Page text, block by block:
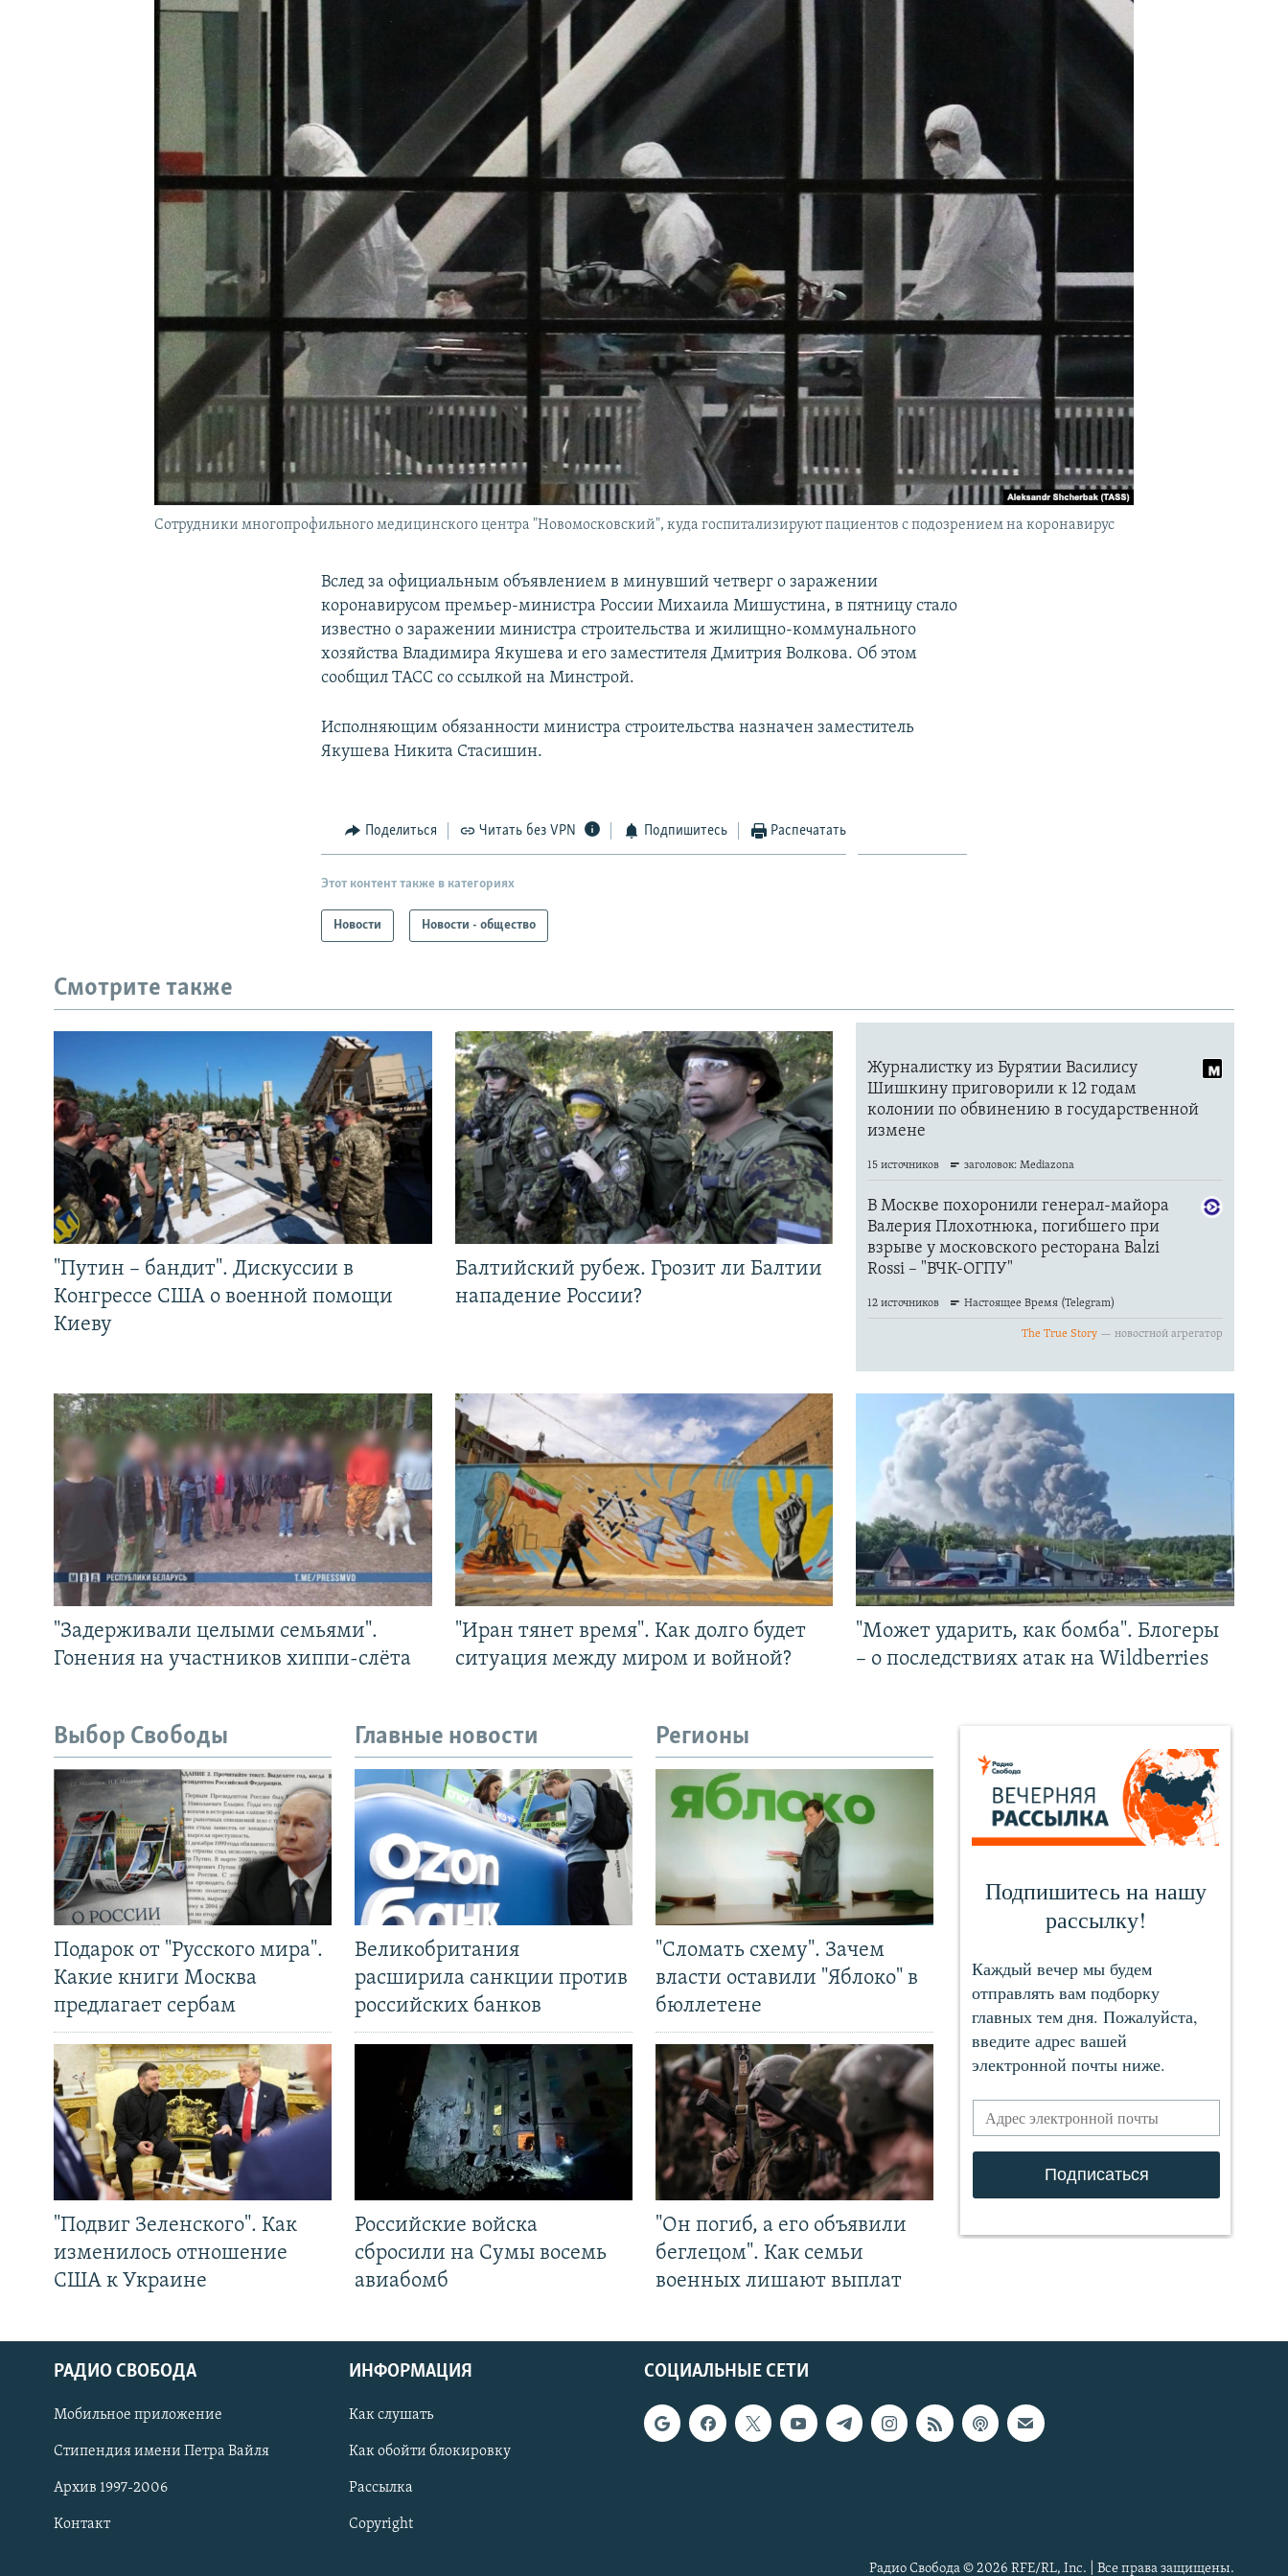
ПОДПИШИТЕСЬ НА РАССЫЛКУ
СОЦИАЛЬНЫЕ СЕТИ
Сотрудники многопрофильного медицинского центра "Новомосковский", куда госпитализируют пациентов с подозрением на коронавирус
Вслед за официальным объявлением в минувший четверг о заражении
коронавирусом премьер-министра России Михаила Мишустина, в пятницу стало
известно о заражении министра строительства и жилищно-коммунального
хозяйства Владимира Якушева и его заместителя Дмитрия Волкова. Об этом
сообщил ТАСС со ссылкой на Минстрой.
Исполняющим обязанности министра строительства назначен заместитель
Якушева Никита Стасишин.
Поделиться Читать без VPN Подпишитесь Распечатать
Этот контент также в категориях
Новости Новости - общество
Смотрите также
"Путин – бандит". Дискуссии в
Конгрессе США о военной помощи
Киеву
Балтийский рубеж. Грозит ли Балтии
нападение России?
"Задерживали целыми семьями".
Гонения на участников хиппи-слёта
"Иран тянет время". Как долго будет
ситуация между миром и войной?
"Может ударить, как бомба". Блогеры
– о последствиях атак на Wildberries
Выбор Свободы
Подарок от "Русского мира".
Какие книги Москва
предлагает сербам
"Подвиг Зеленского". Как
изменилось отношение
США к Украине
Главные новости
Великобритания
расширила санкции против
российских банков
Российские войска
сбросили на Сумы восемь
авиабомб
Регионы
"Сломать схему". Зачем
власти оставили "Яблоко" в
бюллетене
"Он погиб, а его объявили
беглецом". Как семьи
военных лишают выплат
СОЦИАЛЬНЫЕ СЕТИ
РАДИО СВОБОДА
Мобильное приложение
Стипендия имени Петра Вайля
Архив 1997-2006
Контакт
ИНФОРМАЦИЯ
Как слушать
Как обойти блокировку
Рассылка
Copyright
Радио Свобода © 2026 RFE/RL, Inc. | Все права защищены.